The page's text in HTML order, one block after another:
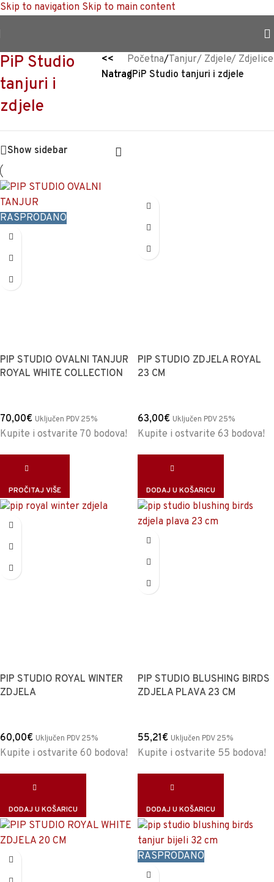
Skip to navigation Skip to main content
PiP Studio
tanjuri i
zdjele
<<
Natrag
Početna/Tanjur/ Zdjele/ Zdjelice
/PiP Studio tanjuri i zdjele
Show sidebar
RASPRODANO
PIP STUDIO OVALNI TANJUR
ROYAL WHITE COLLECTION
70,00€ Uključen PDV 25%
Kupite i ostvarite 70 bodova!
PROČITAJ VIŠE
PIP STUDIO ZDJELA ROYAL
23 CM
63,00€ Uključen PDV 25%
Kupite i ostvarite 63 bodova!
DODAJ U KOŠARICU
PIP STUDIO ROYAL WINTER
ZDJELA
60,00€ Uključen PDV 25%
Kupite i ostvarite 60 bodova!
DODAJ U KOŠARICU
PIP STUDIO BLUSHING BIRDS
ZDJELA PLAVA 23 CM
55,21€ Uključen PDV 25%
Kupite i ostvarite 55 bodova!
DODAJ U KOŠARICU
RASPRODANO